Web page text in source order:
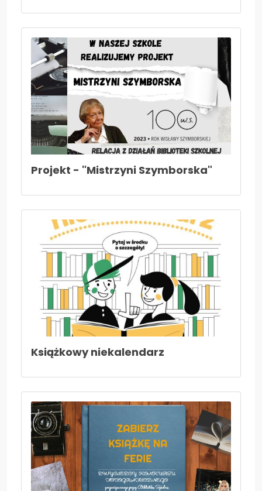
Projekt - "Mistrzyni Szymborska"
Książkowy niekalendarz